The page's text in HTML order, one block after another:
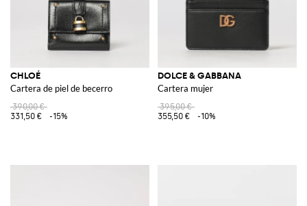
CHLOÉ
Cartera de piel de becerro
390,00 €
331,50 €
-15%
DOLCE & GABBANA
Cartera mujer
395,00 €
355,50 €
-10%